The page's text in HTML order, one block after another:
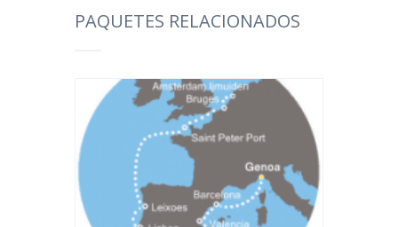
PAQUETES RELACIONADOS